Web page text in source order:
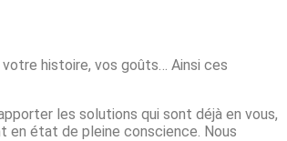
votre histoire, vos goûts… Ainsi ces
les solutions qui sont déjà en vous,
en état de pleine conscience. Nous